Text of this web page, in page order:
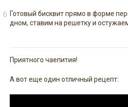
Готовый бисквит прямо в форме
дном, ставим на решетку и
Приятного чаепития!
А вот еще один отличный рецепт: